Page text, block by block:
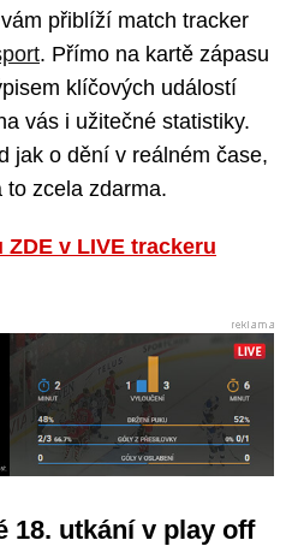
přiblíží match tracker
. Přímo na kartě zápasu
klíčových událostí
vás i užitečné statistiky.
jak o dění v reálném čase,
zcela zdarma.
v LIVE trackeru
18. utkání v play off